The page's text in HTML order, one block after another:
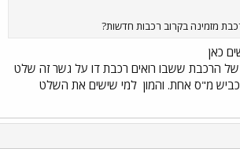
מזמינה בקרוב רכבות חדשות?
כאן
הרכבת ששבו רואים רכבת דו על גשר זה שלט
מ"ס אחת. והמון למי שישים את השלט